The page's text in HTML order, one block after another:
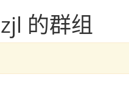
zjl 的群组